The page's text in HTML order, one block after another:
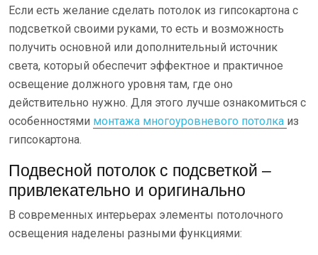
Если есть желание сделать потолок из гипсокартона с
подсветкой своими руками, то есть и возможность
получить основной или дополнительный источник
света, который обеспечит эффектное и практичное
освещение должного уровня там, где оно
действительно нужно. Для этого лучше ознакомиться с
особенностями монтажа многоуровневого потолка из
гипсокартона.
Подвесной потолок с подсветкой –
привлекательно и оригинально
В современных интерьерах элементы потолочного
освещения наделены разными функциями: